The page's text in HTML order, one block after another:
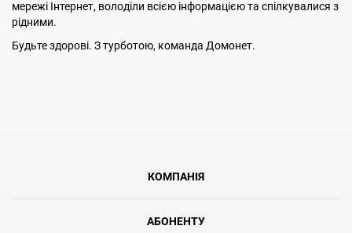
мережі Інтернет, володіли всією інформацією та спілкувалися з
рідними.
Будьте здорові. З турботою, команда Домонет.
КОМПАНІЯ
АБОНЕНТУ